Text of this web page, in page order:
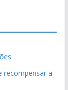
recompensar a